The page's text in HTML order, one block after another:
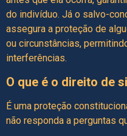
do indivíduo. Já o salvo-
assegura a proteção de
ou circunstâncias,
interferências.
O que é o direito de
É uma proteção
não responda a perguntas